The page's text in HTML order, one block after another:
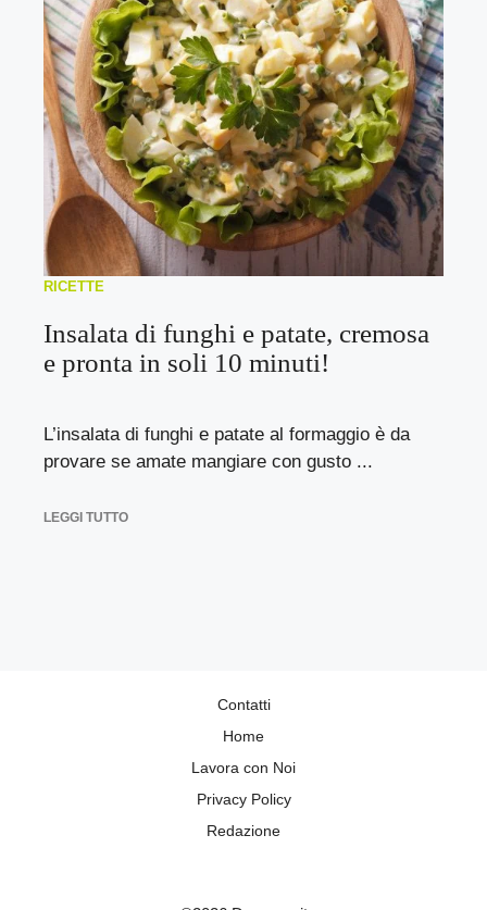
RICETTE
Insalata di funghi e patate, cremosa
e pronta in soli 10 minuti!
L’insalata di funghi e patate al formaggio è da
provare se amate mangiare con gusto ...
LEGGI TUTTO
Contatti
Home
Lavora con Noi
Privacy Policy
Redazione